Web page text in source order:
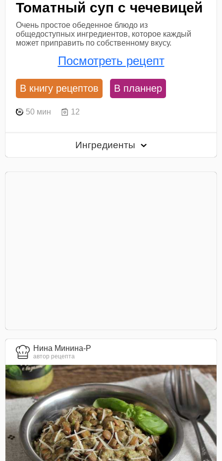
Томатный суп с чечевицей
Очень простое обеденное блюдо из
общедоступных ингредиентов, которое каждый
может приправить по собственному вкусу.
Посмотреть рецепт
В книгу рецептов В планнер
50 мин 12
Ингредиенты
Нина Минина-Р
автор рецепта